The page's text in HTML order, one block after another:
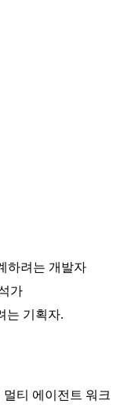
하려는 개발자
가
는 기획자.
티 에이전트 워크